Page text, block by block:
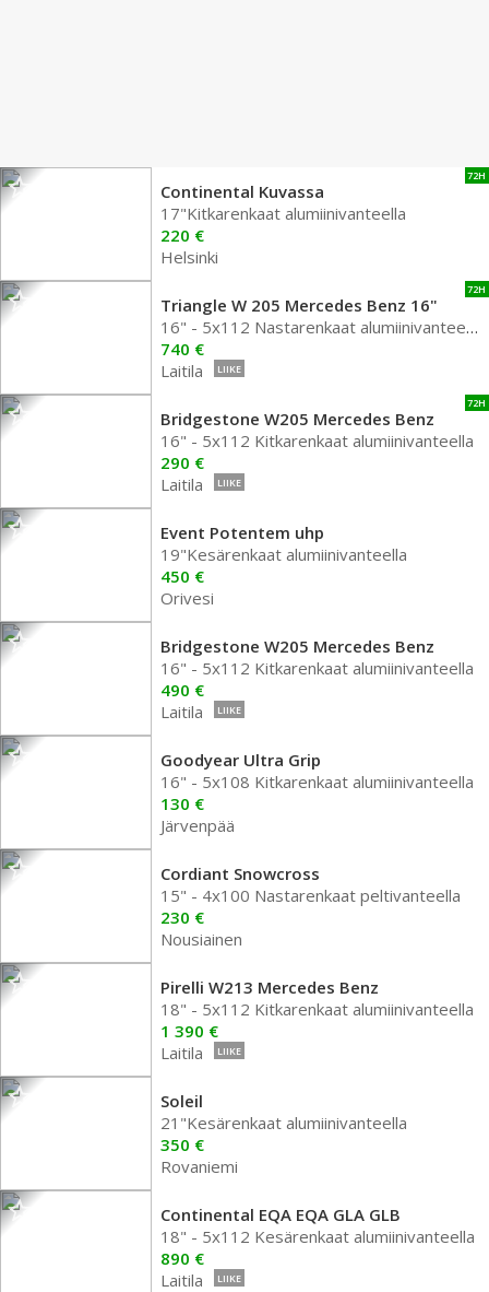
72H
Continental Kuvassa
17"Kitkarenkaat alumiinivanteella
220 €
Helsinki
72H
Triangle W 205 Mercedes Benz 16"
16" - 5x112 Nastarenkaat alumiinivanteella
740 €
Laitila
LIIKE
72H
Bridgestone W205 Mercedes Benz
16" - 5x112 Kitkarenkaat alumiinivanteella
290 €
Laitila
LIIKE
Event Potentem uhp
19"Kesärenkaat alumiinivanteella
450 €
Orivesi
Bridgestone W205 Mercedes Benz
16" - 5x112 Kitkarenkaat alumiinivanteella
490 €
Laitila
LIIKE
Goodyear Ultra Grip
16" - 5x108 Kitkarenkaat alumiinivanteella
130 €
Järvenpää
Cordiant Snowcross
15" - 4x100 Nastarenkaat peltivanteella
230 €
Nousiainen
Pirelli W213 Mercedes Benz
18" - 5x112 Kitkarenkaat alumiinivanteella
1 390 €
Laitila
LIIKE
Soleil
21"Kesärenkaat alumiinivanteella
350 €
Rovaniemi
Continental EQA EQA GLA GLB
18" - 5x112 Kesärenkaat alumiinivanteella
890 €
Laitila
LIIKE